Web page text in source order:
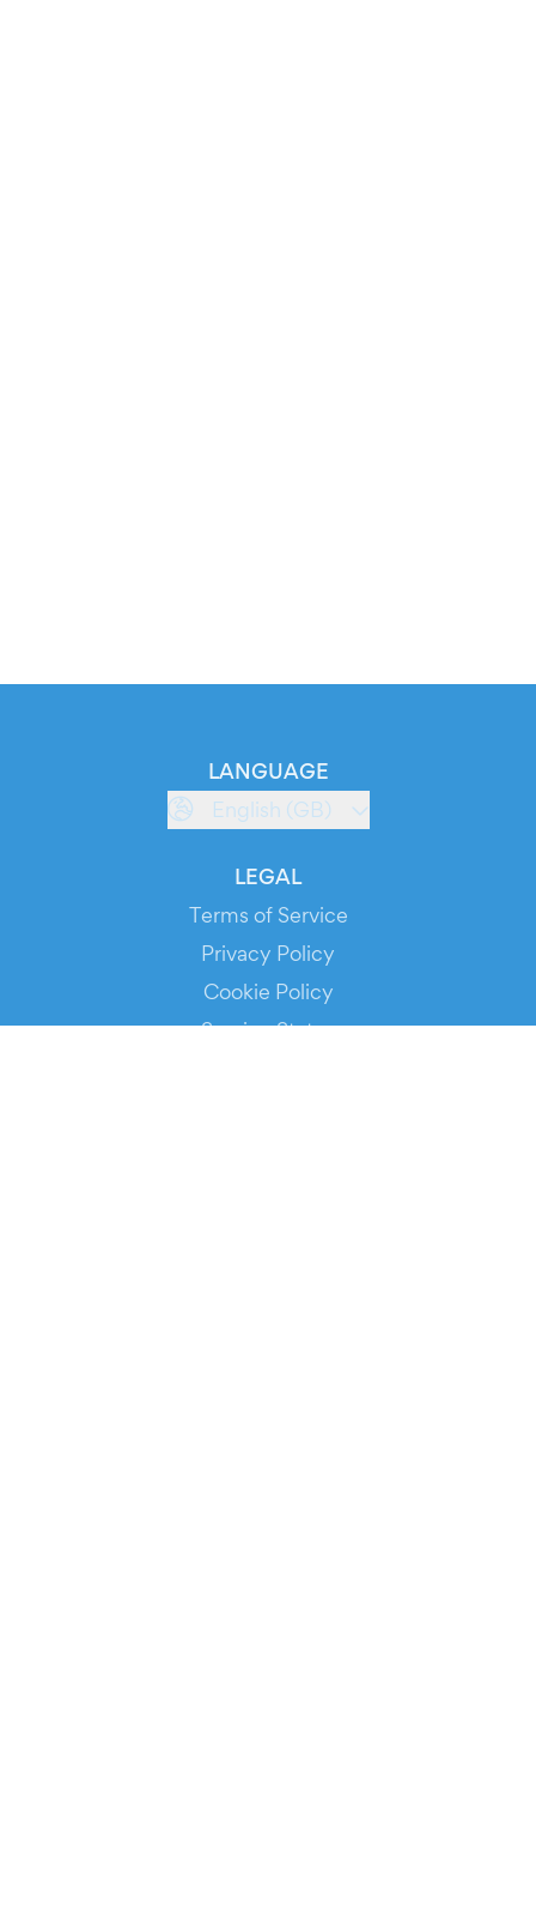
LANGUAGE
English (GB)
LEGAL
Terms of Service
Privacy Policy
Cookie Policy
Service Status